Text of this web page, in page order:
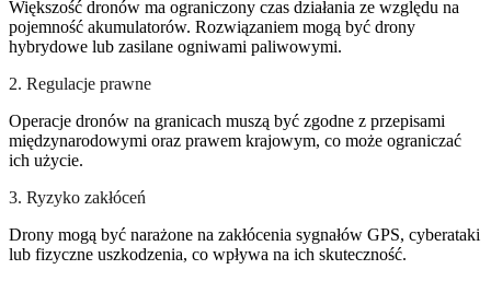
Większość dronów ma ograniczony czas działania ze względu na
pojemność akumulatorów. Rozwiązaniem mogą być drony
hybrydowe lub zasilane ogniwami paliwowymi.
2. Regulacje prawne
Operacje dronów na granicach muszą być zgodne z przepisami
międzynarodowymi oraz prawem krajowym, co może ograniczać
ich użycie.
3. Ryzyko zakłóceń
Drony mogą być narażone na zakłócenia sygnałów GPS, cyberataki
lub fizyczne uszkodzenia, co wpływa na ich skuteczność.